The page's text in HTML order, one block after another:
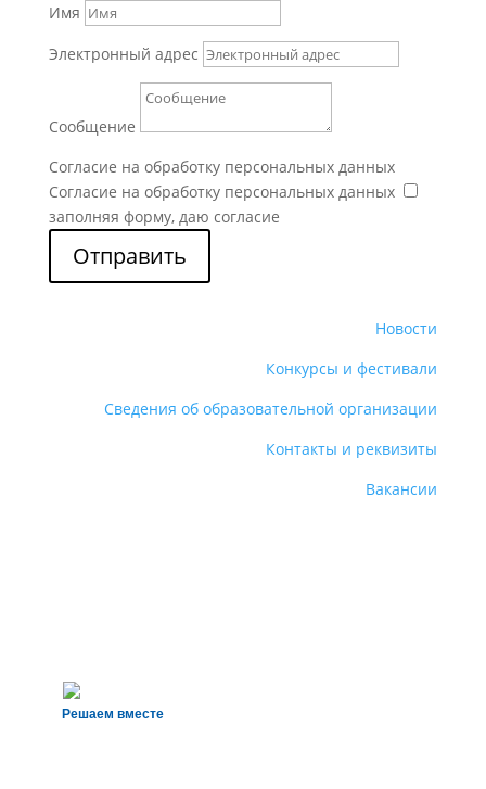
Имя
Электронный адрес
Сообщение
Согласие на обработку персональных данных
Согласие на обработку персональных данных
заполняя форму, даю согласие
Отправить
Новости
Конкурсы и фестивали
Сведения об образовательной организации
Контакты и реквизиты
Вакансии
Решаем вместе